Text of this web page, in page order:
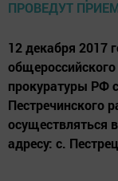
12 декабря 2017
прокуратуры РФ
Пестречинского
осуществляться
адресу: с.